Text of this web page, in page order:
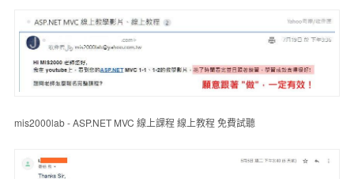
mis2000lab - ASP.NET MVC 線上課程 線上教程 免費試聽